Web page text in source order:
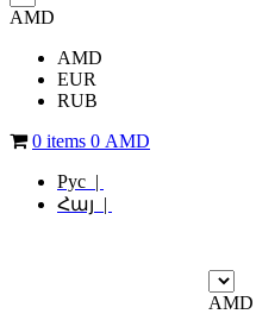
AMD
AMD
EUR
RUB
0 items 0 AMD
Рус |
Հայ |
AMD